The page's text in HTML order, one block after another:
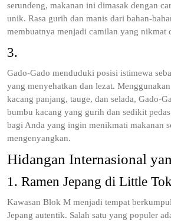
serundeng, makanan ini dimasak dengan
unik. Rasa gurih dan manis dari bahan-
membuatnya menjadi camilan yang nikmat
3.
Gado-Gado menduduki posisi istimewa
yang menyehatkan dan lezat.
kacang panjang, tauge, dan selada, Gado-
bumbu kacang yang gurih dan sedikit
bagi Anda yang ingin menikmati makanan
mengenyangkan.
Hidangan Internasional
1. Ramen Jepang di Little
Kawasan Blok M menjadi tempat
Jepang autentik. Salah satu yang populer